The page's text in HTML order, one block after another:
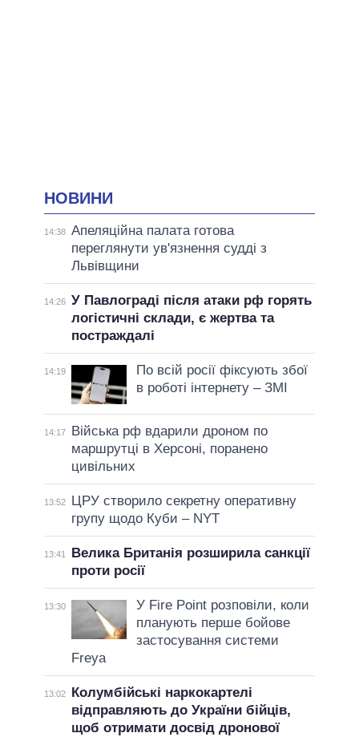
НОВИНИ
14:38 Апеляційна палата готова
переглянути ув'язнення судді з
Львівщини
14:26 У Павлограді після атаки рф горять
логістичні склади, є жертва та
постраждалі
14:19
По всій росії фіксують збої
в роботі інтернету – ЗМІ
14:17
Війська рф вдарили дроном по
маршрутці в Херсоні, поранено
цивільних
13:52
ЦРУ створило секретну оперативну
групу щодо Куби – NYT
13:41
Велика Британія розширила санкції
проти росії
13:30
У Fire Point розповіли, коли
планують перше бойове
застосування системи
Freya
13:02
Колумбійські наркокартелі
відправляють до України бійців,
щоб отримати досвід дронової